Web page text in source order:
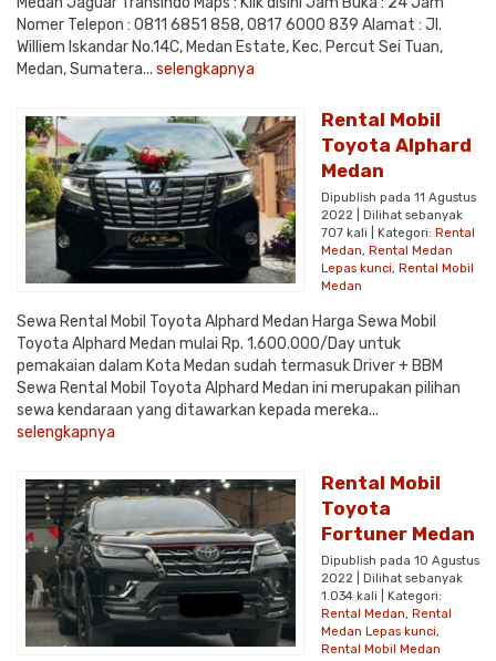
Nomer Telepon : 0811 6851 858, 0817 6000 839 Alamat : Jl.
Williem Iskandar No.14C, Medan Estate, Kec. Percut Sei Tuan,
Medan, Sumatera... selengkapnya
Rental Mobil
Toyota Alphard
Medan
Dipublish pada 11 Agustus
2022 | Dilihat sebanyak
707 kali | Kategori: Rental
Medan, Rental Medan
Lepas kunci, Rental Mobil
Medan
Sewa Rental Mobil Toyota Alphard Medan Harga Sewa Mobil
Toyota Alphard Medan mulai Rp. 1.600.000/Day untuk
pemakaian dalam Kota Medan sudah termasuk Driver + BBM
Sewa Rental Mobil Toyota Alphard Medan ini merupakan pilihan
sewa kendaraan yang ditawarkan kepada mereka...
selengkapnya
Rental Mobil
Toyota
Fortuner Medan
Dipublish pada 10 Agustus
2022 | Dilihat sebanyak
1.034 kali | Kategori:
Rental Medan, Rental
Medan Lepas kunci,
Rental Mobil Medan